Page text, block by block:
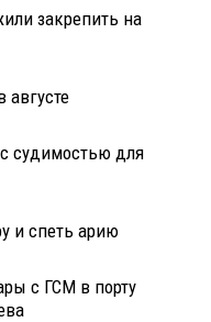
закрепить на
судимостью для
и спеть арию
с ГСМ в порту